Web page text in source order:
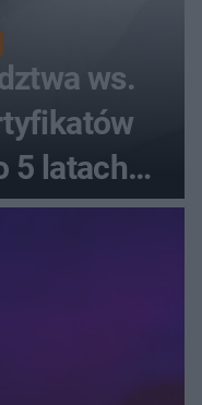
ws.
5 latach
sprawę